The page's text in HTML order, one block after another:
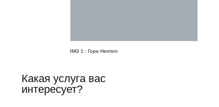
IMG 1 : Гора Hermon
Какая услуга вас
интересует?